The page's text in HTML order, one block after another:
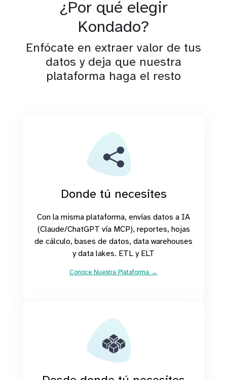
¿Por qué elegir
Kondado?
Enfócate en extraer valor de tus
datos y deja que nuestra
plataforma haga el resto
Donde tú necesites
Con la misma plataforma, envías datos a IA
(Claude/ChatGPT vía MCP), reportes, hojas
de cálculo, bases de datos, data warehouses
y data lakes. ETL y ELT
Conoce Nuestra Plataforma →